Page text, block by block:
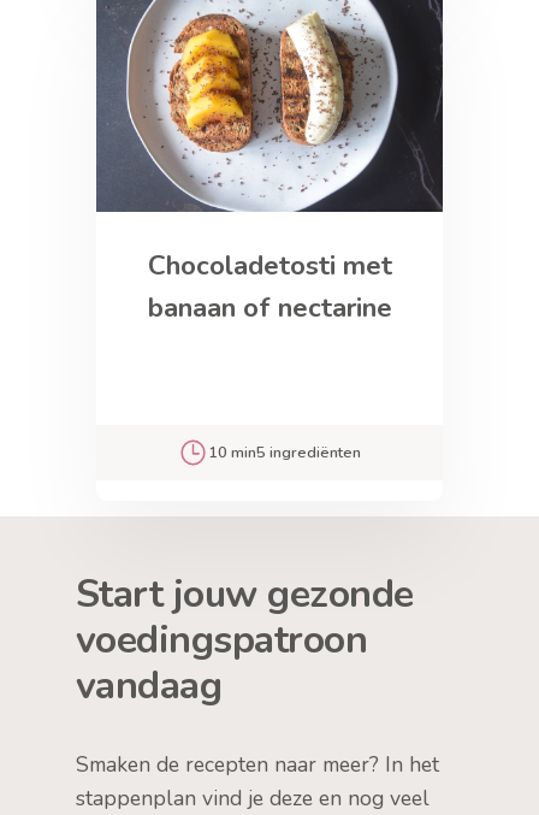
Chocoladetosti met
banaan of nectarine
10 min5 ingrediënten
Start jouw gezonde
voedingspatroon
vandaag
Smaken de recepten naar meer? In het
stappenplan vind je deze en nog veel